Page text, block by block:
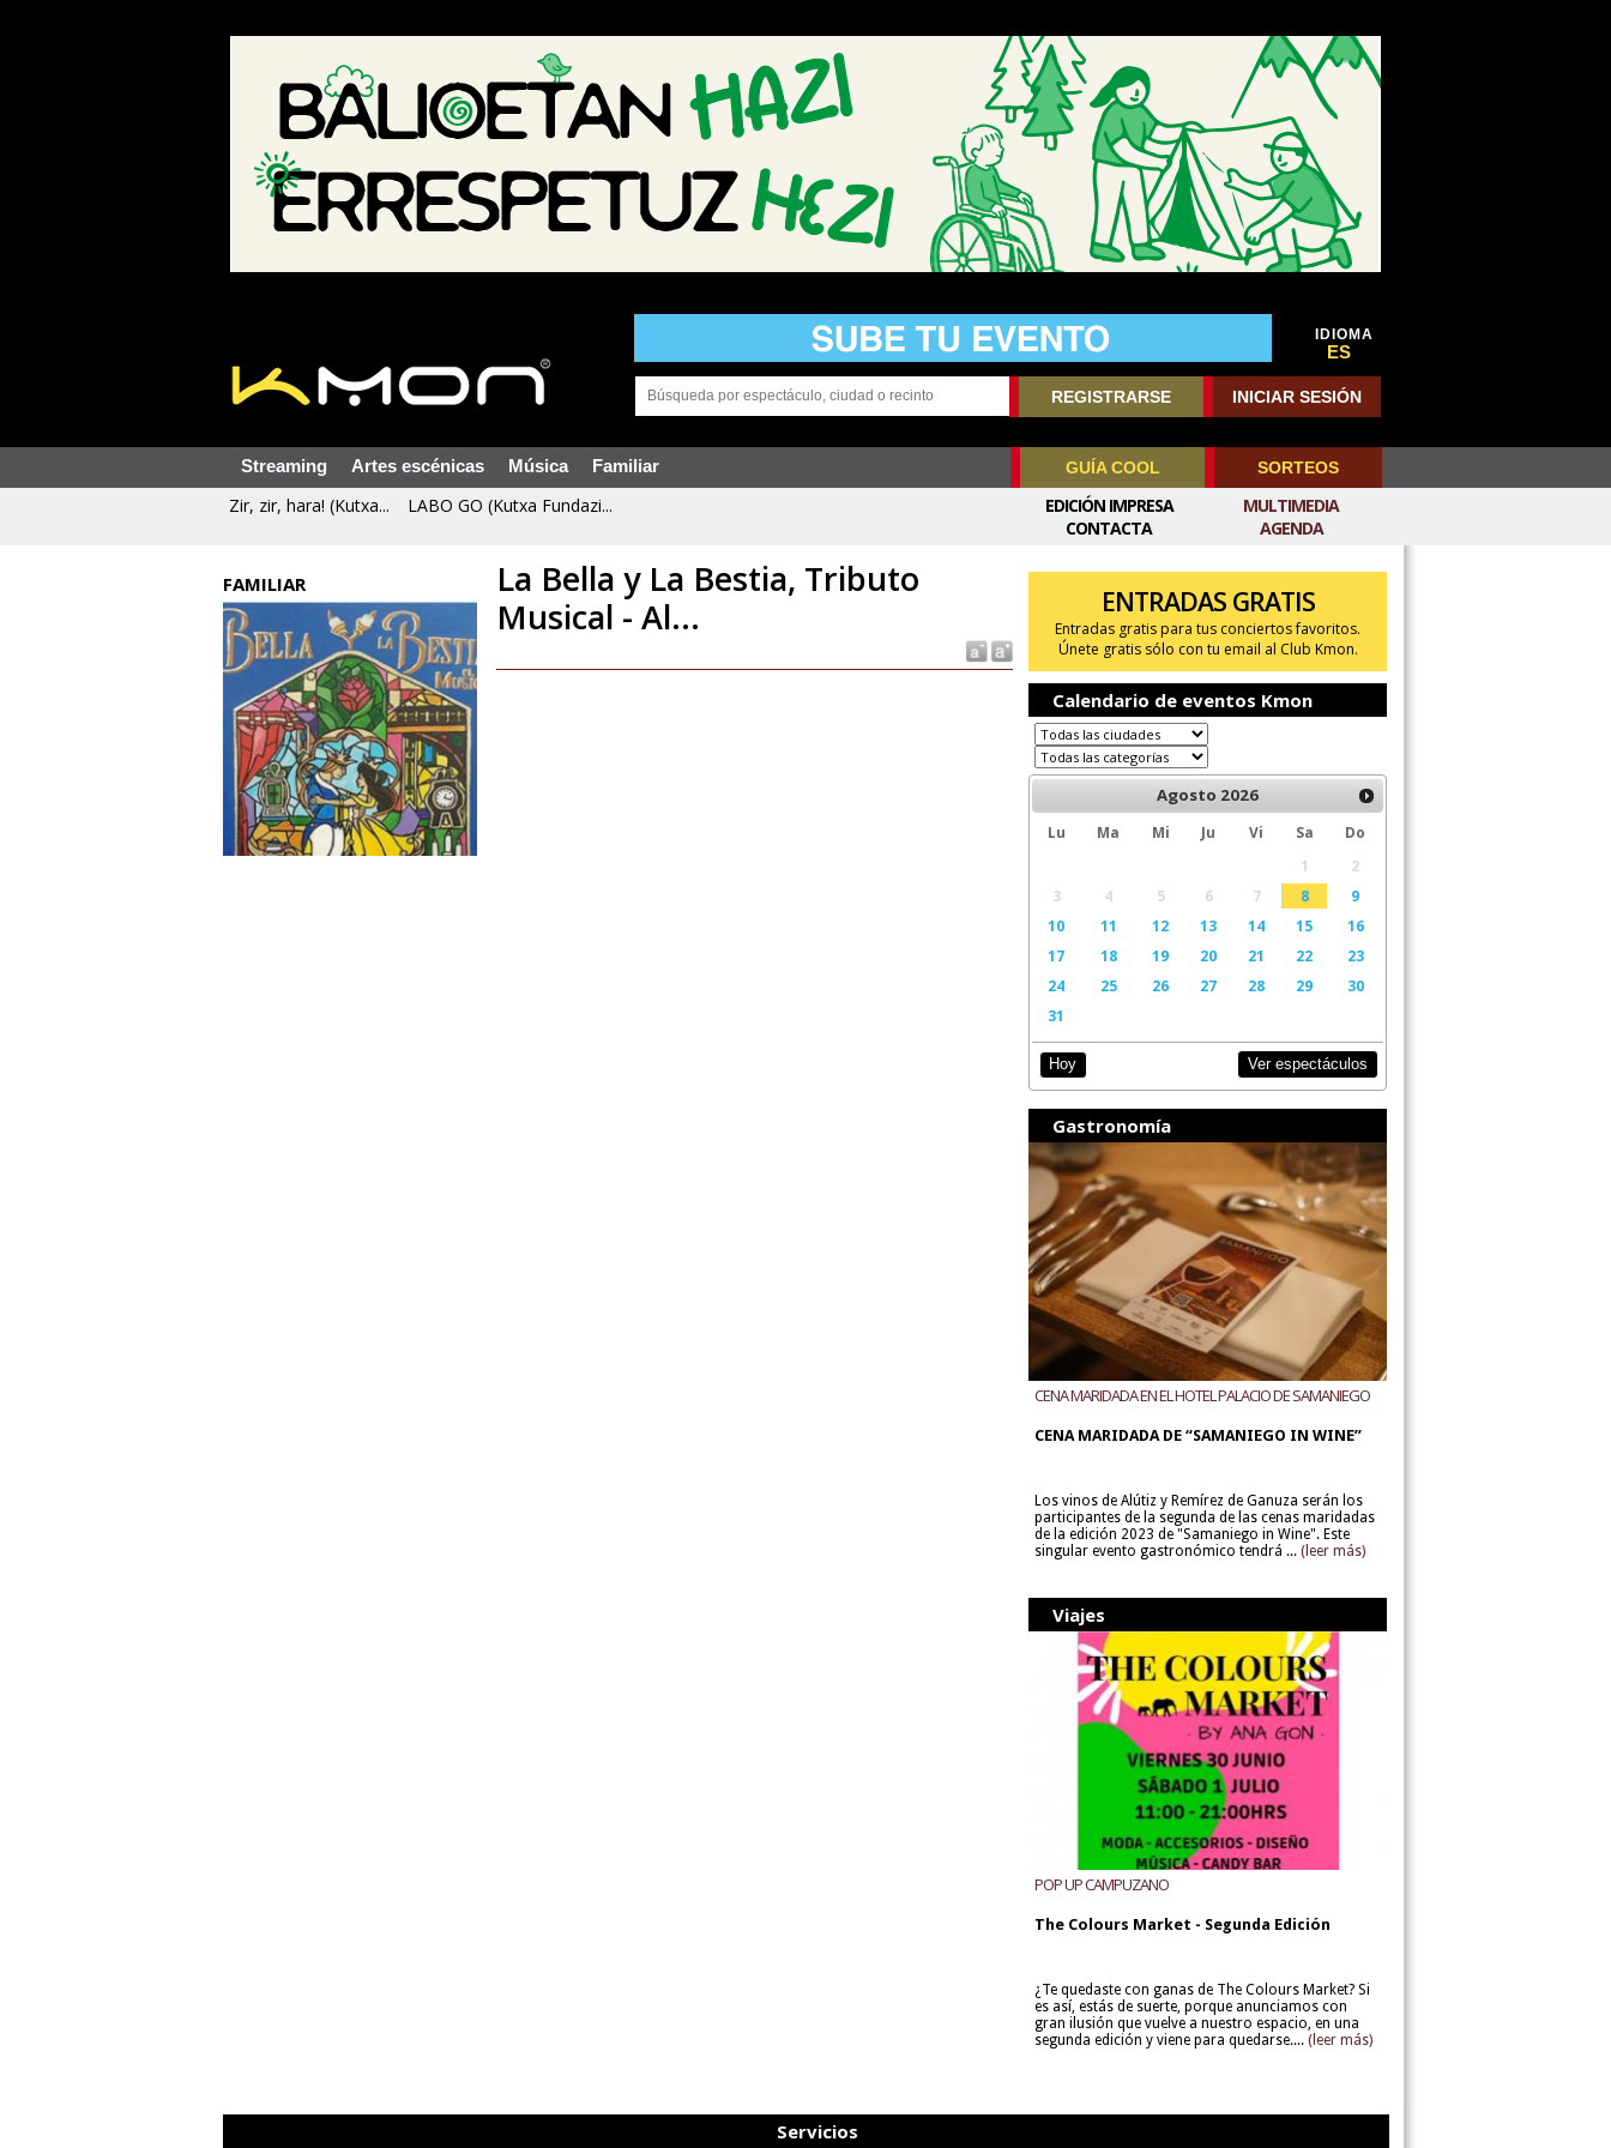
IDIOMA
ES
REGISTRARSE INICIAR SESIÓN
Streaming Artes escénicas Música Familiar GUÍA COOL SORTEOS
Zir, zir, hara! (Kutxa... LABO GO (Kutxa Fundazi...
MULTIMEDIA
AGENDA
EDICIÓN IMPRESA
CONTACTA
FAMILIAR
La Bella y La Bestia, Tributo
Musical - Al...
ENTRADAS GRATIS
Entradas gratis para tus conciertos favoritos.
Únete gratis sólo con tu email al Club Kmon.
Calendario de eventos Kmon
Agosto 2026
Lu Ma Mi Ju Vi Sa
Do
1
2
3
4 5 6 7 8
9
10
11 12 13 14 15
16
17
18 19 20 21 22
23
24
25 26 27 28 29
30
31
Hoy Ver espectáculos
Gastronomía
CENA MARIDADA EN EL HOTEL PALACIO DE SAMANIEGO
CENA MARIDADA DE “SAMANIEGO IN WINE”
Los vinos de Alútiz y Remírez de Ganuza serán los
participantes de la segunda de las cenas maridadas
de la edición 2023 de "Samaniego in Wine". Este
singular evento gastronómico tendrá ... (leer más)
Viajes
POP UP CAMPUZANO
The Colours Market - Segunda Edición
¿Te quedaste con ganas de The Colours Market? Si
es así, estás de suerte, porque anunciamos con
gran ilusión que vuelve a nuestro espacio, en una
segunda edición y viene para quedarse.... (leer más)
Servicios